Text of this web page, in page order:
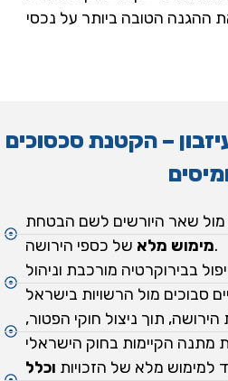
ההגנה הטובה ביותר על נכסי
– הקטנת סכסוכים
מול שאר היורשים לשם הבטחת
מימוש מלאשל כספי הירושה.
בבירוקרטיה מורכבת וניהול
תוך ניצול חוקי הפטור,
למימוש מלא של הזכויות וכלל